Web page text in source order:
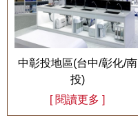
中彰投地區(台中/彰化/南
投)
[ 閱讀更多 ]